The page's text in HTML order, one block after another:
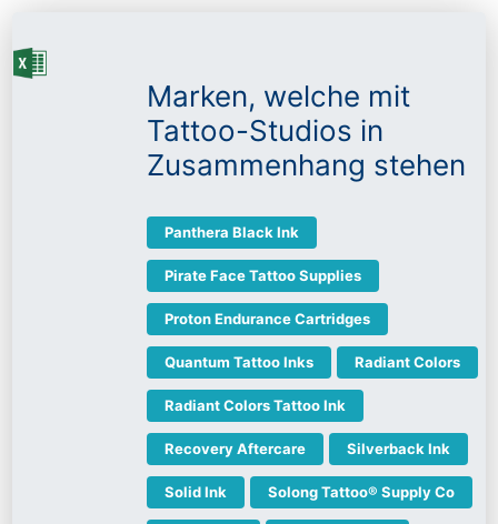
Marken, welche mit
Tattoo-Studios in
Zusammenhang stehen
Panthera Black Ink
Pirate Face Tattoo Supplies
Proton Endurance Cartridges
Quantum Tattoo Inks Radiant Colors
Radiant Colors Tattoo Ink
Recovery Aftercare Silverback Ink
Solid Ink Solong Tattoo® Supply Co